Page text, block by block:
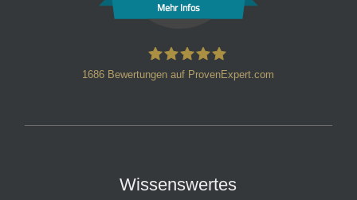
Mehr Infos
1686 Bewertungen auf ProvenExpert.com
Wissenswertes